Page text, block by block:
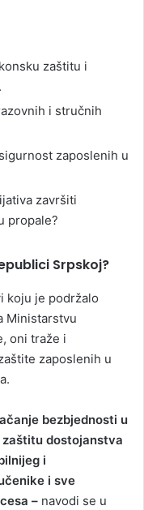
zaštitu i
i stručnih
zaposlenih u
završiti
propale?
Srpskoj?
koju je podržalo
Ministarstvu
oni traže i
zaposlenih u
bezbjednosti u
dostojanstva
i
i sve
– navodi se u